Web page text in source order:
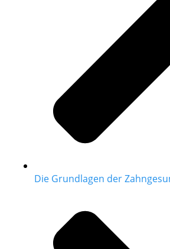
Die Grundlagen der